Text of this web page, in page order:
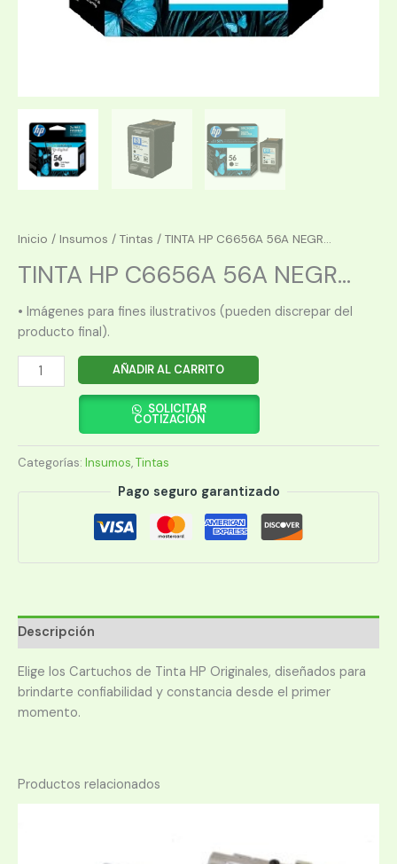
Inicio / Insumos / Tintas / TINTA HP C6656A 56A NEGR...
TINTA HP C6656A 56A NEGR...
• Imágenes para fines ilustrativos (pueden discrepar del
producto final).
TINTA
HP
NEGRO
cantidad
AÑADIR AL CARRITO
SOLICITAR
COTIZACIÓN
Categorías: Insumos,Tintas
Pago seguro garantizado
Descripción
Elige los Cartuchos de Tinta HP Originales, diseñados para
brindarte confiabilidad y constancia desde el primer
momento.
Productos relacionados